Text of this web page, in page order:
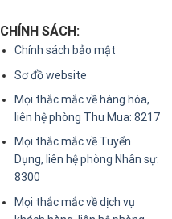
CHÍNH SÁCH:
Chính sách bảo mật
Sơ đồ website
Mọi thắc mắc về hàng hóa,
liên hệ phòng Thu Mua: 8217
Mọi thắc mắc về Tuyển
Dụng, liên hệ phòng Nhân sự:
8300
Mọi thắc mắc về dịch vụ